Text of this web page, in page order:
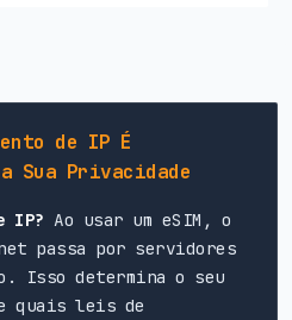
de IP É
Sua Privacidade
IP? Ao usar um eSIM, o
passa por servidores
Isso determina o seu
quais leis de